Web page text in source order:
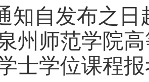
知自发布之日
州师范学院
士学位课程